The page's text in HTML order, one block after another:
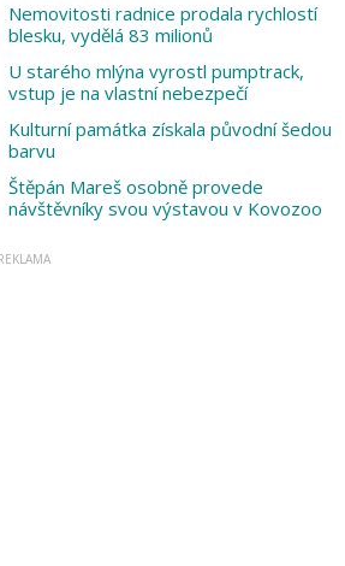
Nemovitosti radnice prodala rychlostí
blesku, vydělá 83 milionů
U starého mlýna vyrostl pumptrack,
vstup je na vlastní nebezpečí
Kulturní památka získala původní šedou
barvu
Štěpán Mareš osobně provede
návštěvníky svou výstavou v Kovozoo